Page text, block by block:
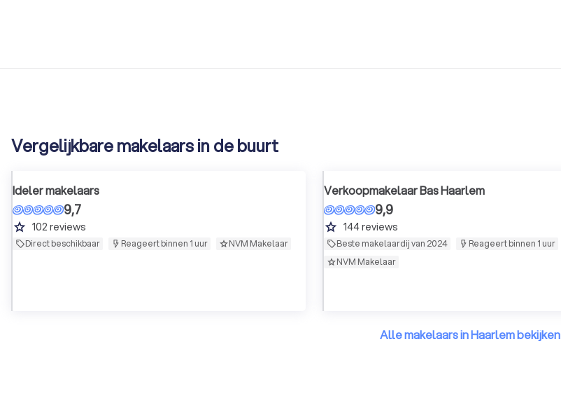
Vergelijkbare makelaars in de buurt
Ideler makelaars
9,7
grade 102 reviews
Direct beschikbaar Reageert binnen 1 uur NVM Makelaar
Verkoopmakelaar Bas Haarlem
9,9
grade 144reviews
Beste makelaardij van 2024
Reageert binnen 1 uur
NVM Makelaar
Alle makelaars in Haarlem bekijken